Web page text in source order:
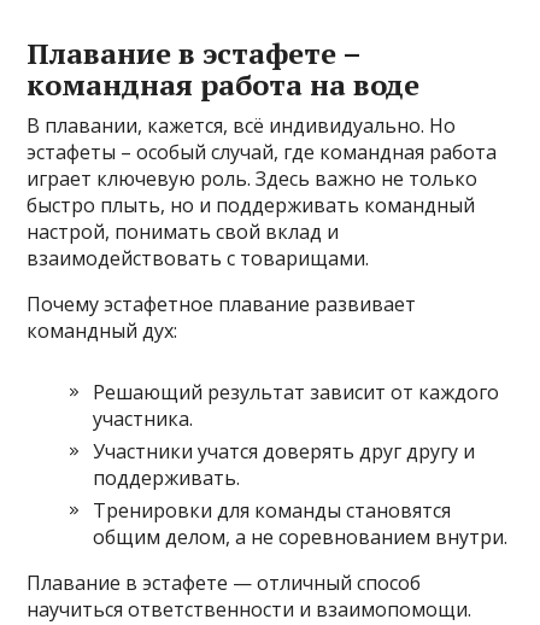
Плавание в эстафете –
командная работа на воде
В плавании, кажется, всё индивидуально. Но
эстафеты – особый случай, где командная работа
играет ключевую роль. Здесь важно не только
быстро плыть, но и поддерживать командный
настрой, понимать свой вклад и
взаимодействовать с товарищами.
Почему эстафетное плавание развивает
командный дух:
Решающий результат зависит от каждого
участника.
Участники учатся доверять друг другу и
поддерживать.
Тренировки для команды становятся
общим делом, а не соревнованием внутри.
Плавание в эстафете — отличный способ
научиться ответственности и взаимопомощи.